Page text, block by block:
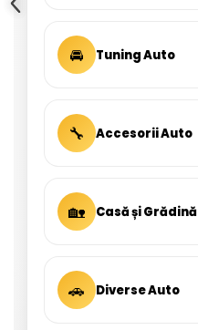
🚘 Tuning Auto
🔧 Accesorii Auto
🏡 Casă și Grădină
🚗 Diverse Auto